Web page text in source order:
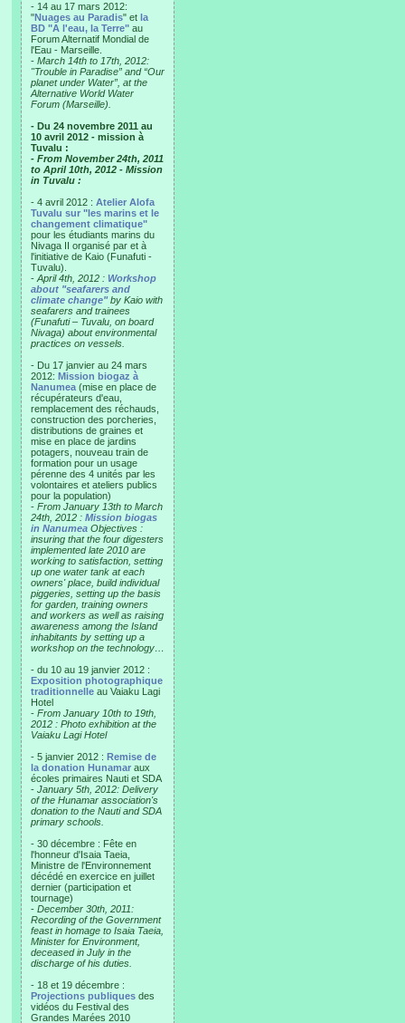
- 14 au 17 mars 2012:
"Nuages au Paradis" et la
BD "A l'eau, la Terre" au
Forum Alternatif Mondial de
l'Eau - Marseille.
- March 14th to 17th, 2012:
"Trouble in Paradise” and “Our
planet under Water”, at the
Alternative World Water
Forum (Marseille).
- Du 24 novembre 2011 au
10 avril 2012 - mission à
Tuvalu :
- From November 24th, 2011
to April 10th, 2012 - Mission
in Tuvalu :
- 4 avril 2012 : Atelier Alofa
Tuvalu sur "les marins et le
changement climatique"
pour les étudiants marins du
Nivaga II organisé par et à
l'initiative de Kaio (Funafuti -
Tuvalu).
- April 4th, 2012 : Workshop
about "seafarers and
climate change"by Kaio with
seafarers and trainees
(Funafuti – Tuvalu, on board
Nivaga) about environmental
practices on vessels.
- Du 17 janvier au 24 mars
2012: Mission biogaz à
Nanumea (mise en place de
récupérateurs d'eau,
remplacement des réchauds,
construction des porcheries,
distributions de graines et
mise en place de jardins
potagers, nouveau train de
formation pour un usage
pérenne des 4 unités par les
volontaires et ateliers publics
pour la population)
- From January 13th to March
24th, 2012 : Mission biogas
in Nanumea Objectives :
insuring that the four digesters
implemented late 2010 are
working to satisfaction, setting
up one water tank at each
owners' place, build individual
piggeries, setting up the basis
for garden, training owners
and workers as well as raising
awareness among the Island
inhabitants by setting up a
workshop on the technology…
- du 10 au 19 janvier 2012 :
Exposition photographique
traditionnelle au Vaiaku Lagi
Hotel
- From January 10th to 19th,
2012 : Photo exhibition at the
Vaiaku Lagi Hotel
- 5 janvier 2012 : Remise de
la donation Hunamar aux
écoles primaires Nauti et SDA
- January 5th, 2012: Delivery
of the Hunamar association's
donation to the Nauti and SDA
primary schools.
- 30 décembre : Fête en
l'honneur d'Isaia Taeia,
Ministre de l'Environnement
décédé en exercice en juillet
dernier (participation et
tournage)
- December 30th, 2011:
Recording of the Government
feast in homage to Isaia Taeia,
Minister for Environment,
deceased in July in the
discharge of his duties.
- 18 et 19 décembre :
Projections publiques des
vidéos du Festival des
Grandes Marées 2010